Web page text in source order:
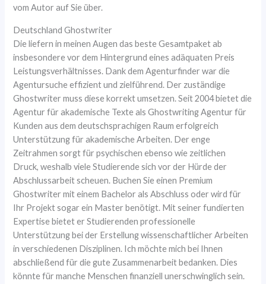
vom Autor auf Sie über.
Deutschland Ghostwriter
Die liefern in meinen Augen das beste Gesamtpaket ab
insbesondere vor dem Hintergrund eines adäquaten Preis
Leistungsverhältnisses. Dank dem Agenturfinder war die
Agentursuche effizient und zielführend. Der zuständige
Ghostwriter muss diese korrekt umsetzen. Seit 2004 bietet die
Agentur für akademische Texte als Ghostwriting Agentur für
Kunden aus dem deutschsprachigen Raum erfolgreich
Unterstützung für akademische Arbeiten. Der enge
Zeitrahmen sorgt für psychischen ebenso wie zeitlichen
Druck, weshalb viele Studierende sich vor der Hürde der
Abschlussarbeit scheuen. Buchen Sie einen Premium
Ghostwriter mit einem Bachelor als Abschluss oder wird für
Ihr Projekt sogar ein Master benötigt. Mit seiner fundierten
Expertise bietet er Studierenden professionelle
Unterstützung bei der Erstellung wissenschaftlicher Arbeiten
in verschiedenen Disziplinen. Ich möchte mich bei Ihnen
abschließend für die gute Zusammenarbeit bedanken. Dies
könnte für manche Menschen finanziell unerschwinglich sein.